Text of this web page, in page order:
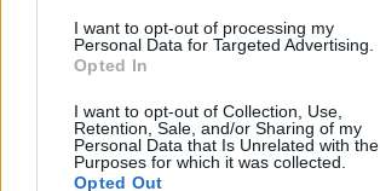
I want to opt-out of processing my
Personal Data for Targeted Advertising.
Opted In
I want to opt-out of Collection, Use,
Retention, Sale, and/or Sharing of my
Personal Data that Is Unrelated with the
Purposes for which it was collected.
Opted Out
Μονοπάτια»
Σπιλιάδες Spoiler: Τη θεωρούν νεκρή
και της κλέβει τη ζωή! Η αδίστακτη